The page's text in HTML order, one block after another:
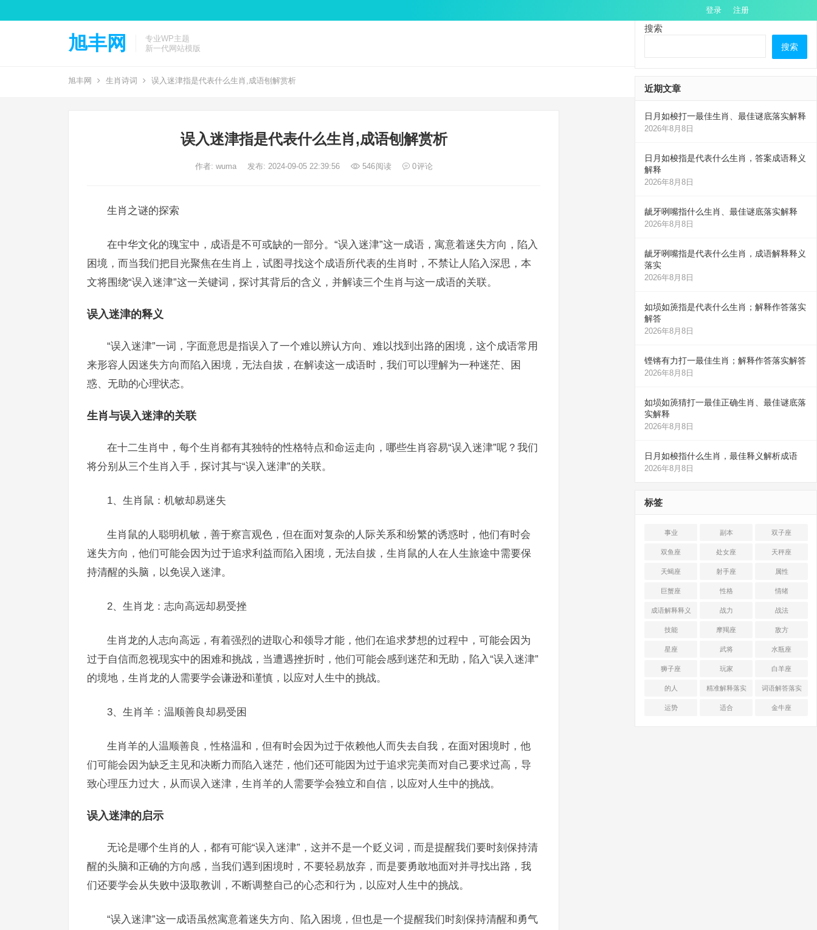
登录 注册
旭丰网
专业WP主题
新一代网站模版
旭丰网 生肖诗词 误入迷津指是代表什么生肖,成语刨解赏析
误入迷津指是代表什么生肖,成语刨解赏析
作者: wuma 发布: 2024-09-05 22:39:56 546阅读 0评论
生肖之谜的探索
在中华文化的瑰宝中，成语是不可或缺的一部分。“误入迷津”这一成语，寓意着迷失方向，陷入
困境，而当我们把目光聚焦在生肖上，试图寻找这个成语所代表的生肖时，不禁让人陷入深思，本
文将围绕“误入迷津”这一关键词，探讨其背后的含义，并解读三个生肖与这一成语的关联。
误入迷津的释义
“误入迷津”一词，字面意思是指误入了一个难以辨认方向、难以找到出路的困境，这个成语常用
来形容人因迷失方向而陷入困境，无法自拔，在解读这一成语时，我们可以理解为一种迷茫、困
惑、无助的心理状态。
生肖与误入迷津的关联
在十二生肖中，每个生肖都有其独特的性格特点和命运走向，哪些生肖容易“误入迷津”呢？我们
将分别从三个生肖入手，探讨其与“误入迷津”的关联。
1、生肖鼠：机敏却易迷失
生肖鼠的人聪明机敏，善于察言观色，但在面对复杂的人际关系和纷繁的诱惑时，他们有时会
迷失方向，他们可能会因为过于追求利益而陷入困境，无法自拔，生肖鼠的人在人生旅途中需要保
持清醒的头脑，以免误入迷津。
2、生肖龙：志向高远却易受挫
生肖龙的人志向高远，有着强烈的进取心和领导才能，他们在追求梦想的过程中，可能会因为
过于自信而忽视现实中的困难和挑战，当遭遇挫折时，他们可能会感到迷茫和无助，陷入“误入迷津”
的境地，生肖龙的人需要学会谦逊和谨慎，以应对人生中的挑战。
3、生肖羊：温顺善良却易受困
生肖羊的人温顺善良，性格温和，但有时会因为过于依赖他人而失去自我，在面对困境时，他
们可能会因为缺乏主见和决断力而陷入迷茫，他们还可能因为过于追求完美而对自己要求过高，导
致心理压力过大，从而误入迷津，生肖羊的人需要学会独立和自信，以应对人生中的挑战。
误入迷津的启示
无论是哪个生肖的人，都有可能“误入迷津”，这并不是一个贬义词，而是提醒我们要时刻保持清
醒的头脑和正确的方向感，当我们遇到困境时，不要轻易放弃，而是要勇敢地面对并寻找出路，我
们还要学会从失败中汲取教训，不断调整自己的心态和行为，以应对人生中的挑战。
“误入迷津”这一成语虽然寓意着迷失方向、陷入困境，但也是一个提醒我们时刻保持清醒和勇气
搜索
搜索
近期文章
日月如梭打一最佳生肖、最佳谜底落实解释
2026年8月8日
日月如梭指是代表什么生肖，答案成语释义
解释
2026年8月8日
龇牙咧嘴指什么生肖、最佳谜底落实解释
2026年8月8日
龇牙咧嘴指是代表什么生肖，成语解释释义
落实
2026年8月8日
如埙如箎指是代表什么生肖；解释作答落实
解答
2026年8月8日
铿锵有力打一最佳生肖；解释作答落实解答
2026年8月8日
如埙如箎猜打一最佳正确生肖、最佳谜底落
实解释
2026年8月8日
日月如梭指什么生肖，最佳释义解析成语
2026年8月8日
标签
事业 副本 双子座
双鱼座 处女座 天秤座
天蝎座 射手座 属性
巨蟹座 性格 情绪
成语解释释义 战力 战法
技能 摩羯座 敌方
星座 武将 水瓶座
狮子座 玩家 白羊座
的人 精准解释落实 词语解答落实
运势 适合 金牛座